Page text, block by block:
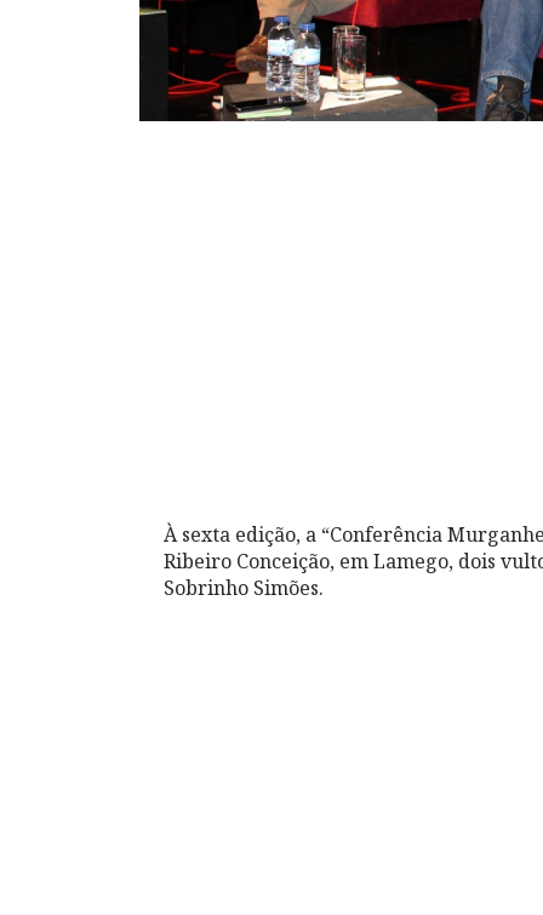
À sexta edição, a “Conferência
Ribeiro Conceição, em Lamego, dois
Sobrinho Simões.